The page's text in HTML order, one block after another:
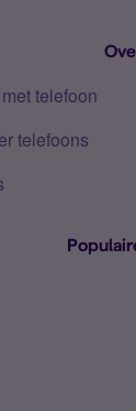
telefoon
telefoons